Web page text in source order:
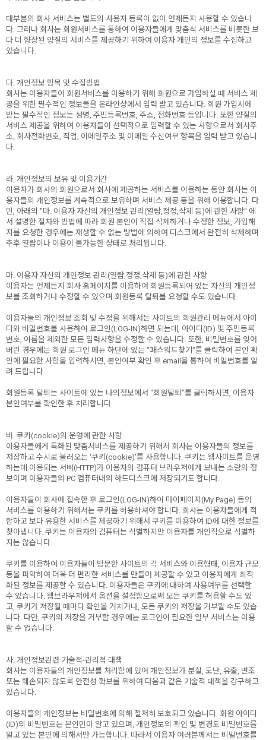
대부분의 회사 서비스는 별도의 사용자 등록이 없이 언제든지 사용할 수 있습니
다. 그러나 회사는 회원서비스를 통하여 이용자들에게 맞춤식 서비스를 비롯한 보
다 더 향상된 양질의 서비스를 제공하기 위하여 이용자 개인의 정보를 수집하고
있습니다.
다. 개인정보 항목 및 수집방법
회사는 이용자들이 회원서비스를 이용하기 위해 회원으로 가입하실 때 서비스 제
공을 위한 필수적인 정보들을 온라인상에서 입력 받고 있습니다. 회원 가입시에
받는 필수적인 정보는 성명, 주민등록번호, 주소, 전화번호 등입니다. 또한 양질의
서비스 제공을 위하여 이용자들이 선택적으로 입력할 수 있는 사항으로서 회사주
소, 회사전화번호, 직업, 이메일주소 및 이메일 수신여부 항목을 입력 받고 있습니
다.
라. 개인정보의 보유 및 이용기간
이용자가 회사의 회원으로서 회사에 제공하는 서비스를 이용하는 동안 회사는 이
용자들의 개인정보를 계속적으로 보유하며 서비스 제공 등을 위해 이용합니다. 다
만, 아래의 "마. 이용자 자신의 개인정보 관리(열람,정정,삭제 등)에 관한 사항" 에
서 설명한 절차와 방법에 따라 회원 본인이 직접 삭제하거나 수정한 정보, 가입해
지를 요청한 경우에는 재생할 수 없는 방법에 의하여 디스크에서 완전히 삭제하며
추후 열람이나 이용이 불가능한 상태로 처리됩니다.
마. 이용자 자신의 개인정보 관리(열람,정정,삭제 등)에 관한 사항
이용자는 언제든지 회사 홈페이지를 이용하여 회원등록되어 있는 자신의 개인정
보를 조회하거나 수정할 수 있으며 회원등록 탈퇴를 요청할 수도 있습니다.
이용자들의 개인정보 조회 및 수정을 위해서는 사이트의 회원관리 메뉴에서 아이
디와 비밀번호를 사용하여 로그인(LOG-IN)하면 되는데, 아이디(ID) 및 주민등록
번호, 이름을 제외한 모든 입력사항을 수정할 수 있습니다. 또한, 비밀번호를 잊어
버린 경우에는 회원 로그인 메뉴 하단에 있는 "패스워드찾기"를 클릭하여 본인 확
인에 필요한 사항을 입력하시면, 본인여부 확인 후 email을 통하여 비밀번호를 알
려 드립니다.
회원등록 탈퇴는 사이트에 있는 나의정보에서 "회원탈퇴"를 클릭하시면, 이용자
본인여부를 확인한 후 처리합니다.
바. 쿠키(cookie)의 운영에 관한 사항
이용자들에게 특화된 맞춤서비스를 제공하기 위해서 회사는 이용자들의 정보를
저장하고 수시로 불러오는 '쿠키(cookie)'를 사용합니다. 쿠키는 웹사이트를 운영
하는데 이용되는 서버(HTTP)가 이용자의 컴퓨터 브라우저에게 보내는 소량의 정
보이며 이용자들의 PC 컴퓨터내의 하드디스크에 저장되기도 합니다.
이용자들이 회사에 접속한 후 로그인(LOG-IN)하여 마이페이지(My Page) 등의
서비스를 이용하기 위해서는 쿠키를 허용하셔야 합니다. 회사는 이용자들에게 적
합하고 보다 유용한 서비스를 제공하기 위해서 쿠키를 이용하여 ID에 대한 정보를
찾아냅니다. 쿠키는 이용자의 컴퓨터는 식별하지만 이용자를 개인적으로 식별하
지는 않습니다.
쿠키를 이용하여 이용자들이 방문한 사이트의 각 서비스와 이용형태, 이용자 규모
등을 파악하여 더욱 더 편리한 서비스를 만들어 제공할 수 있고 이용자에게 최적
화된 정보를 제공할 수 있습니다. 이용자들은 쿠키에 대하여 사용여부를 선택할
수 있습니다. 웹브라우저에서 옵션을 설정함으로써 모든 쿠키를 허용할 수도 있
고, 쿠키가 저장될 때마다 확인을 거치거나, 모든 쿠키의 저장을 거부할 수도 있습
니다. 다만, 쿠키의 저장을 거부할 경우에는 로그인이 필요한 일부 서비스는 이용
할 수 없습니다.
사. 개인정보관련 기술적-관리적 대책
회사는 이용자들의 개인정보를 처리함에 있어 개인정보가 분실, 도난, 유출, 변조
또는 훼손되지 않도록 안전성 확보를 위하여 다음과 같은 기술적 대책을 강구하고
있습니다.
이용자들의 개인정보는 비밀번호에 의해 철저히 보호되고 있습니다. 회원 아이디
(ID)의 비밀번호는 본인만이 알고 있으며, 개인정보의 확인 및 변경도 비밀번호를
알고 있는 본인에 의해서만 가능합니다. 따라서 이용자 여러분께서는 비밀번호를